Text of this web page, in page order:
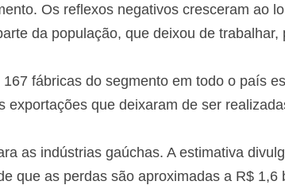
Os reflexos negativos cresceram ao
da população, que deixou de trabalhar,
fábricas do segmento em todo o país
que deixaram de ser
as indústrias gaúchas. A estimativa
que as perdas são aproximadas a R$ 1,6